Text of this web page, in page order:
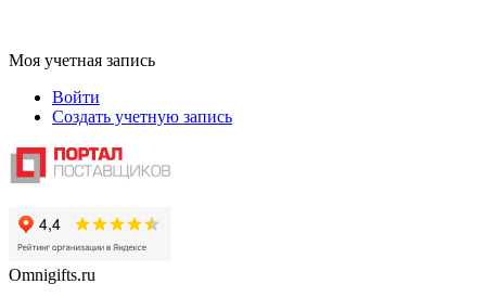
Моя учетная запись
Войти
Создать учетную запись
Omnigifts.ru